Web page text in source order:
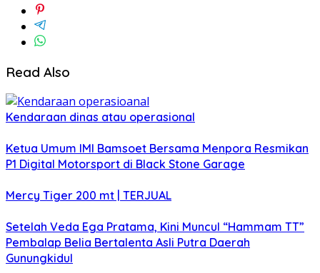
Read Also
Kendaraan dinas atau operasional
Ketua Umum IMI Bamsoet Bersama Menpora Resmikan
P1 Digital Motorsport di Black Stone Garage
Mercy Tiger 200 mt | TERJUAL
Setelah Veda Ega Pratama, Kini Muncul “Hammam TT”
Pembalap Belia Bertalenta Asli Putra Daerah
Gunungkidul